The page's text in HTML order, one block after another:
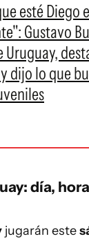
esté Diego
Gustavo
Uruguay,
dijo lo que
día,
jugarán este